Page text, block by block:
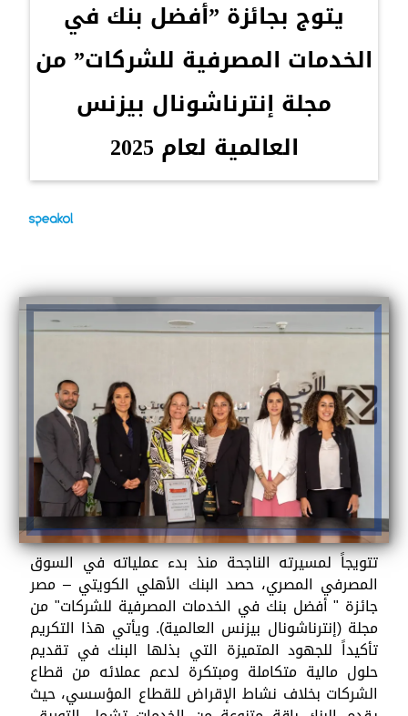
يتوج بجائزة ”أفضل بنك في
الخدمات المصرفية للشركات” من
مجلة إنترناشونال بيزنس
العالمية لعام 2025
تتويجاً لمسيرته الناجحة منذ بدء عملياته في السوق
المصرفي المصري، حصد البنك الأهلي الكويتي – مصر
جائزة " أفضل بنك في الخدمات المصرفية للشركات" من
مجلة (إنترناشونال بيزنس العالمية). ويأتي هذا التكريم
تأكيداً للجهود المتميزة التي بذلها البنك في تقديم
حلول مالية متكاملة ومبتكرة لدعم عملائه من قطاع
الشركات بخلاف نشاط الإقراض للقطاع المؤسسي، حيث